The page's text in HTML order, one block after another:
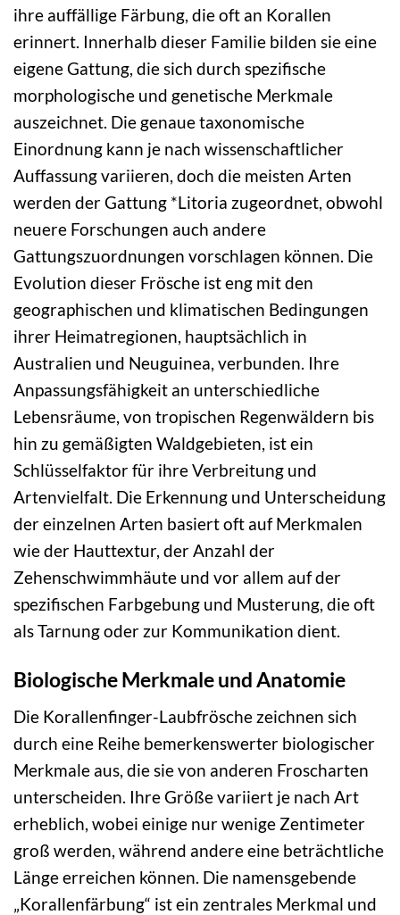
ihre auffällige Färbung, die oft an Korallen
erinnert. Innerhalb dieser Familie bilden sie eine
eigene Gattung, die sich durch spezifische
morphologische und genetische Merkmale
auszeichnet. Die genaue taxonomische
Einordnung kann je nach wissenschaftlicher
Auffassung variieren, doch die meisten Arten
werden der Gattung *Litoria zugeordnet, obwohl
neuere Forschungen auch andere
Gattungszuordnungen vorschlagen können. Die
Evolution dieser Frösche ist eng mit den
geographischen und klimatischen Bedingungen
ihrer Heimatregionen, hauptsächlich in
Australien und Neuguinea, verbunden. Ihre
Anpassungsfähigkeit an unterschiedliche
Lebensräume, von tropischen Regenwäldern bis
hin zu gemäßigten Waldgebieten, ist ein
Schlüsselfaktor für ihre Verbreitung und
Artenvielfalt. Die Erkennung und Unterscheidung
der einzelnen Arten basiert oft auf Merkmalen
wie der Hauttextur, der Anzahl der
Zehenschwimmhäute und vor allem auf der
spezifischen Farbgebung und Musterung, die oft
als Tarnung oder zur Kommunikation dient.
Biologische Merkmale und Anatomie
Die Korallenfinger-Laubfrösche zeichnen sich
durch eine Reihe bemerkenswerter biologischer
Merkmale aus, die sie von anderen Froscharten
unterscheiden. Ihre Größe variiert je nach Art
erheblich, wobei einige nur wenige Zentimeter
groß werden, während andere eine beträchtliche
Länge erreichen können. Die namensgebende
„Korallenfärbung“ ist ein zentrales Merkmal und